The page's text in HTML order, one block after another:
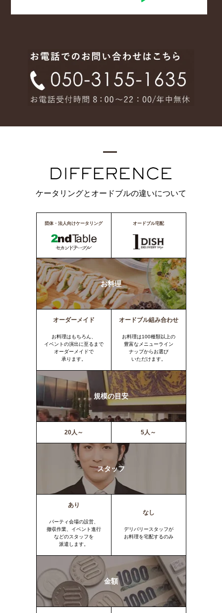
ケータリングとオードブルの違いについて
団体・法人向けケータリング オードブル宅配
お料理
オーダーメイド
お料理はもちろん、
イベントの演出に至るまで
オーダーメイドで
承ります。
オードブル組み合わせ
お料理は100種類以上の
豊富なメニューライン
ナップからお選び
いただけます。
規模の目安
20人～ 5人～
スタッフ
あり
パーティ会場の設営、
撤収作業、イベント進行
などのスタッフを
派遣します。
なし
デリバリースタッフが
お料理を宅配するのみ
金額